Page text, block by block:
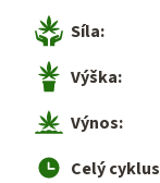
Konopné
produkty
Hašiš
Kratom
Síla:
Výška:
Výnos:
Celý cyklus